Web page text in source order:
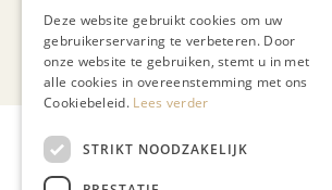
Bekijk alle artikelen
Gerelateerd
Deze website gebruikt cookies om uw
gebruikerservaring te verbeteren. Door
onze website te gebruiken, stemt u in met
alle cookies in overeenstemming met ons
Cookiebeleid. Lees verder
STRIKT NOODZAKELIJK